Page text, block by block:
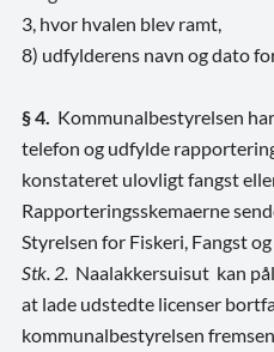
3, hvor hvalen blev ramt,
8) udfylderens navn og dato
§ 4. Kommunalbestyrelsen
telefon og udfylde
konstateret ulovligt fangst
Rapporteringsskemaerne
Styrelsen for Fiskeri, Fangst
Stk. 2. Naalakkersuisut kan
at lade udstedte licenser
kommunalbestyrelsen